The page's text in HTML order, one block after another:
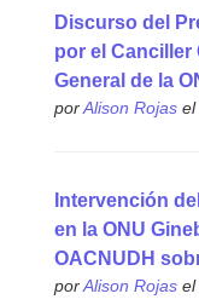
Discurso del
por el Canciller
General de la
porAlison Rojasel
Intervención
en la ONU
OACNUDH
porAlison Rojasel